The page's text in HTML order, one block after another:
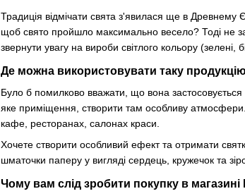
Традиція відмічати свята з'явилася ще в Древнему
щоб свято пройшло максимально весело? Тоді не
звернути увагу на вироби світлого кольору
Де можна використовувати таку
Було б помилково вважати, що вона
яке приміщення, створити там особливу
кафе, ресторанах, салонах краси.
Хочете створити особливий ефект та отримати
шматочки паперу у вигляді сердець, кружечок та
Чому вам слід зробити покупку в магазині